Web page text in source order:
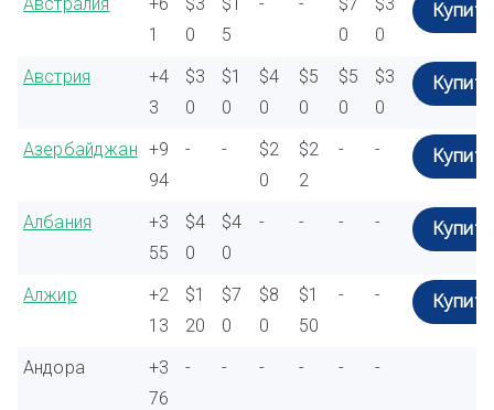
1
0
5
0
0
Купить
Австрия
+4
3
$3
0
$1
0
$4
0
$5
0
$5
0
$3
0
Купить
Азербайджан +9
94
- -
$2
0
$2
2
- - Купить
Албания
+3
55
$4
0
$4
0
- - - - Купить
Алжир
+2
13
$1
20
$7
0
$8
0
$1
50
- - Купить
Андора
+3
76
- - - - - -